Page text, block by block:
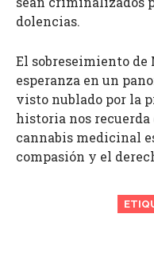
dolencias.
El sobreseimiento de
esperanza en un
visto nublado por la
historia nos recuerda
cannabis medicinal
compasión y el